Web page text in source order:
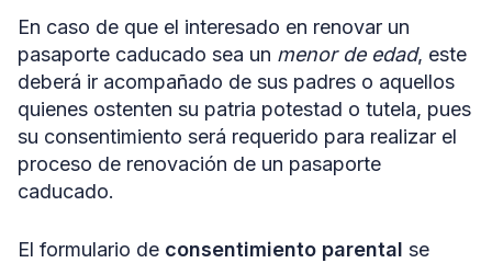
En caso de que el interesado en renovar un
pasaporte caducado sea un menor de edad, este
deberá ir acompañado de sus padres o aquellos
quienes ostenten su patria potestad o tutela, pues
su consentimiento será requerido para realizar el
proceso de renovación de un pasaporte
caducado.
El formulario de consentimiento parental se